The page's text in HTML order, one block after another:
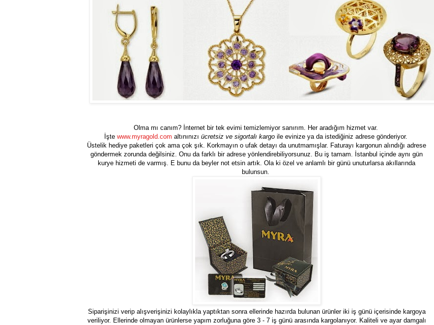
Olma mı canım? İnternet bir tek evimi temizlemiyor sanırım. Her aradığım hizmet var.
İşte www.myragold.com altınınızı ücretsiz ve sigortalı kargoile evinize ya da istediğiniz adrese gönderiyor.
Üstelik hediye paketleri çok ama çok şık. Korkmayın o ufak detayı da unutmamışlar. Faturayı kargonun alındığı adrese
göndermek zorunda değilsiniz. Onu da farklı bir adrese yönlendirebiliyorsunuz. Bu iş tamam. İstanbul içinde aynı gün
kurye hizmeti de varmış. E bunu da beyler not etsin artık. Ola ki özel ve anlamlı bir günü unuturlarsa akıllarında
bulunsun.
Siparişinizi verip alışverişinizi kolaylıkla yaptıktan sonra ellerinde hazırda bulunan ürünler iki iş günü içerisinde kargoya
veriliyor. Ellerinde olmayan ürünlerse yapım zorluğuna göre 3 - 7 iş günü arasında kargolanıyor. Kaliteli ve ayar damgalı